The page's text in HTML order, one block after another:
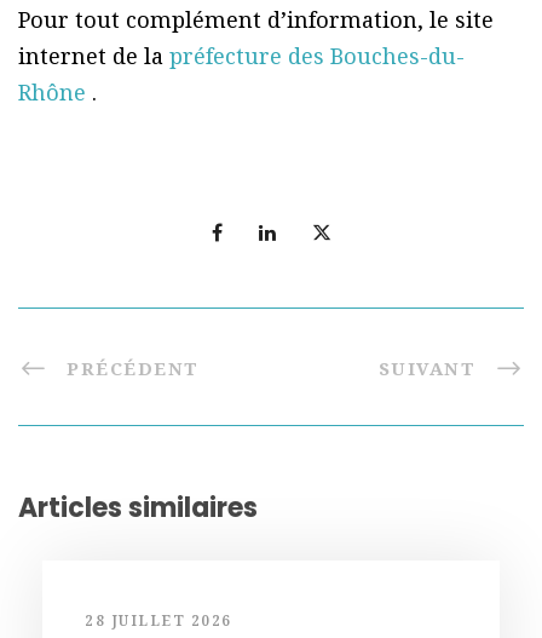
Pour tout complément d’information, le site
internet de la préfecture des Bouches-du-
Rhône .
PRÉCÉDENT SUIVANT
Articles similaires
28 JUILLET 2026